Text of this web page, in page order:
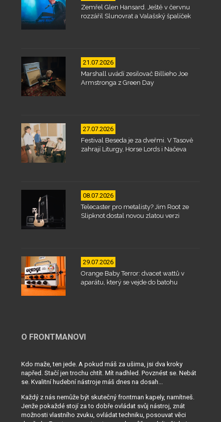
Zemřel Glen Hansard. Ještě v červnu
rozzářil Slunovrat a Valašský špalíček
21.07.2026
Marshall uvádí zesilovač Billieho Joe
Armstronga z Green Day
27.07.2026
Festival Beseda je za dveřmi. V Tasově
zahrají Liturgy, Horse Lords i Načeva
08.07.2026
Telecaster pro metalisty? Jim Root ze
Slipknot dostal novou zlatou verzi
29.07.2026
Orange Baby Terror: dvacet wattů v
aparátu, který se vejde do batohu
O FRONTMANOVI
Kdo maže, ten jede. A pokud máš za ušima, jsi dva kroky
napřed. Stačí jen trochu chtít. Mít nadhled. Povznést se. Nebát
se. Kvalitní hudební nástroje máš dnes na dosah...
Každý z nás nemůže být skutečný frontman kapely, namítneš.
Jenže pokaždé stojí za to dobře ovládat svůj nástroj, znát
možnosti vlastního zvuku, ovládat techniku, posouvat věci